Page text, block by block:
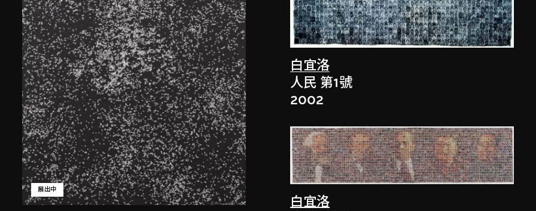
展出中
白宜洛
人民 第1號
2002
白宜洛